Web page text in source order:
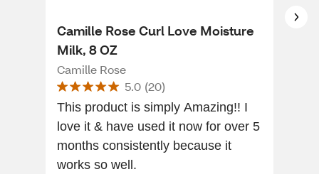
Camille Rose Curl Love Moisture
Milk, 8 OZ
Camille Rose
5.0 (20)
This product is simply Amazing!! I
love it & have used it now for over 5
months consistently because it
works so well.